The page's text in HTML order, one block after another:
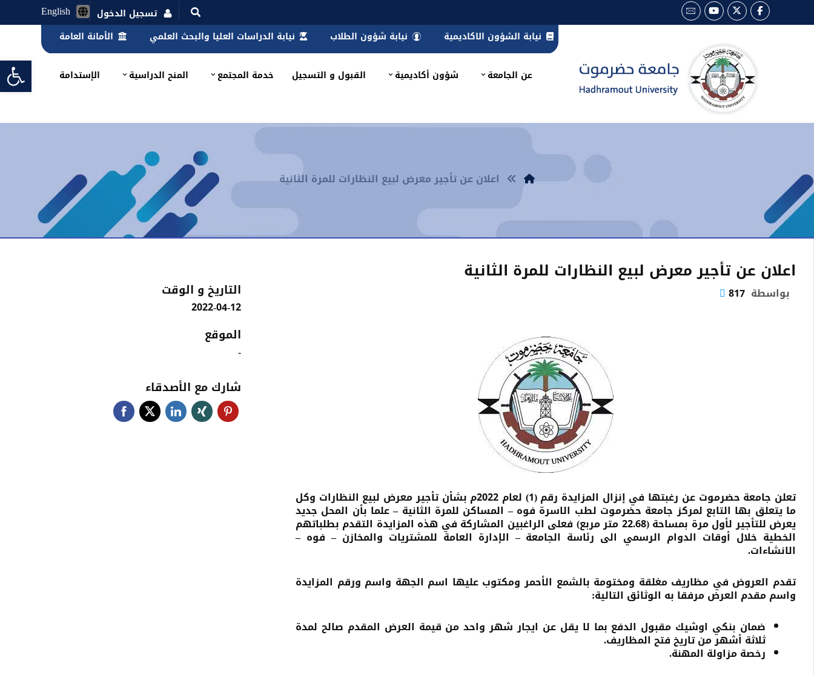
English
تسجيل الدخول
نيابة الشؤون الاكاديمية
نيابة شؤون الطلاب نيابة الدراسات العليا والبحث العلمي الأمانة العامة
عن الجامعة شؤون أكاديمية القبول و التسجيل خدمة المجتمع المنح الدراسية الإستدامة
اعلان عن تأجير معرض لبيع النظارات للمرة الثانية
اعلان عن تأجير معرض لبيع النظارات للمرة الثانية
بواسطة 817
تعلن جامعة حضرموت عن رغبتها في إنزال المزايدة رقم (1) لعام 2022م بشأن تأجير معرض لبيع النظارات وكل
ما يتعلق بها التابع لمركز جامعة حضرموت لطب الاسرة فوه – المساكن للمرة الثانية – علما بأن المحل جديد
يعرض للتأجير لأول مرة بمساحة (22.68 متر مربع) فعلى الراغبين المشاركة في هذه المزايدة التقدم بطلباتهم
الخطية خلال أوقات الدوام الرسمي الى رئاسة الجامعة – الإدارة العامة للمشتريات والمخازن – فوه –
الانشاءات.
تقدم العروض في مظاريف مغلقة ومختومة بالشمع الأحمر ومكتوب عليها اسم الجهة واسم ورقم المزايدة
واسم مقدم العرض مرفقا به الوثائق التالية:
ضمان بنكي اوشيك مقبول الدفع بما لا يقل عن ايجار شهر واحد من قيمة العرض المقدم صالح لمدة
ثلاثة أشهر من تاريخ فتح المظاريف.
رخصة مزاولة المهنة.
التاريخ و الوقت
2022-04-12
الموقع
-
شارك مع الأصدقاء